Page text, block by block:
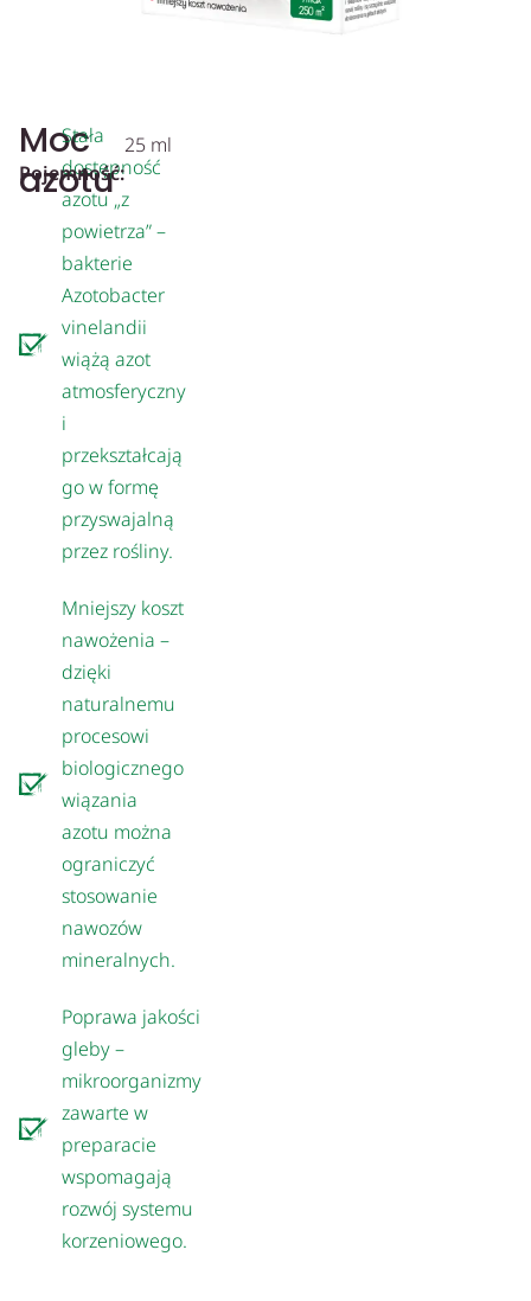
Moc
azotu
Stała
dostępność
azotu „z
powietrza” –
bakterie
Azotobacter
vinelandii
wiążą azot
atmosferyczny
i
przekształcają
go w formę
przyswajalną
przez rośliny.
Mniejszy koszt
nawożenia –
dzięki
naturalnemu
procesowi
biologicznego
wiązania
azotu można
ograniczyć
stosowanie
nawozów
mineralnych.
Poprawa jakości
gleby –
mikroorganizmy
zawarte w
preparacie
wspomagają
rozwój systemu
korzeniowego.
Pojemność:
25 ml